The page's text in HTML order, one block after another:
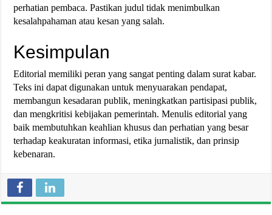
perhatian pembaca. Pastikan judul tidak menimbulkan
kesalahpahaman atau kesan yang salah.
Kesimpulan
Editorial memiliki peran yang sangat penting dalam surat kabar.
Teks ini dapat digunakan untuk menyuarakan pendapat,
membangun kesadaran publik, meningkatkan partisipasi publik,
dan mengkritisi kebijakan pemerintah. Menulis editorial yang
baik membutuhkan keahlian khusus dan perhatian yang besar
terhadap keakuratan informasi, etika jurnalistik, dan prinsip
kebenaran.